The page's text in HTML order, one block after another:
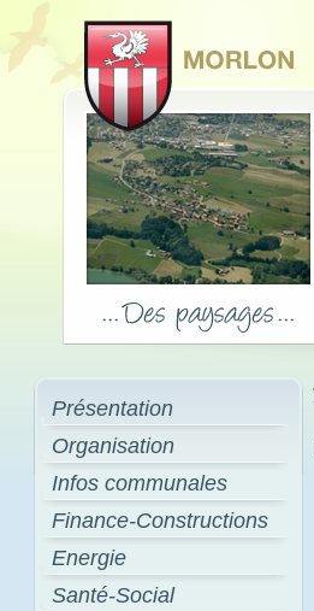
Présentation
Organisation
Infos communales
Finance-Constructions
Energie
Santé-Social